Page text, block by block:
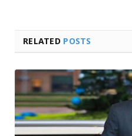
RELATED POSTS